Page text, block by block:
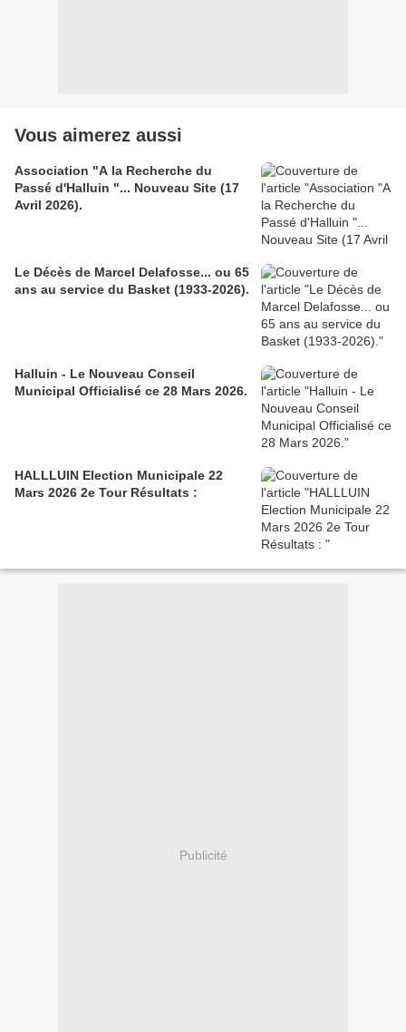
Vous aimerez aussi
Association "A la Recherche du
Passé d'Halluin "... Nouveau Site (17
Avril 2026).
Le Décès de Marcel Delafosse... ou 65
ans au service du Basket (1933-2026).
Halluin - Le Nouveau Conseil
Municipal Officialisé ce 28 Mars 2026.
HALLLUIN Election Municipale 22
Mars 2026 2e Tour Résultats :
Publicité